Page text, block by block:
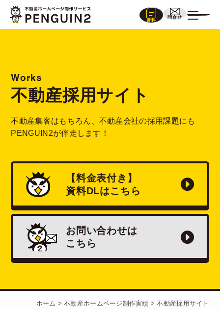
資料
問合せ
Works
不動産採用サイト
不動産集客はもちろん、不動産会社の採用課題にも
PENGUIN2が伴走します！
【料金表付き】
資料DLはこちら
お問い合わせは
こちら
ホーム >不動産ホームページ制作実績 >不動産採用サイト